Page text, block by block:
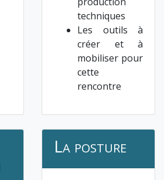
techniques
Les outils à
créer et à
mobiliser pour
cette
rencontre
La posture